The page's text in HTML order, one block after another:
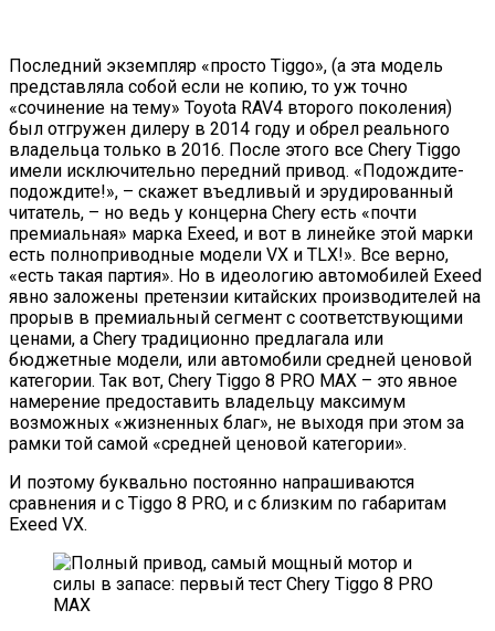
Последний экземпляр «просто Tiggo», (а эта модель
представляла собой если не копию, то уж точно
«сочинение на тему» Toyota RAV4 второго поколения)
был отгружен дилеру в 2014 году и обрел реального
владельца только в 2016. После этого все Chery Tiggo
имели исключительно передний привод. «Подождите-
подождите!», – скажет въедливый и эрудированный
читатель, – но ведь у концерна Chery есть «почти
премиальная» марка Exeed, и вот в линейке этой марки
есть полноприводные модели VX и TLX!». Все верно,
«есть такая партия». Но в идеологию автомобилей Exeed
явно заложены претензии китайских производителей на
прорыв в премиальный сегмент с соответствующими
ценами, а Chery традиционно предлагала или
бюджетные модели, или автомобили средней ценовой
категории. Так вот, Chery Tiggo 8 PRO MAX – это явное
намерение предоставить владельцу максимум
возможных «жизненных благ», не выходя при этом за
рамки той самой «средней ценовой категории».
И поэтому буквально постоянно напрашиваются
сравнения и с Tiggo 8 PRO, и с близким по габаритам
Exeed VX.